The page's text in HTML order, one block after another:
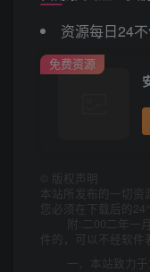
资源每日24
免费资源
版权声明
本站所发布的一切资
您必须在下载后的
附:二00二年一
件的，可以不经软件
一、本站致力